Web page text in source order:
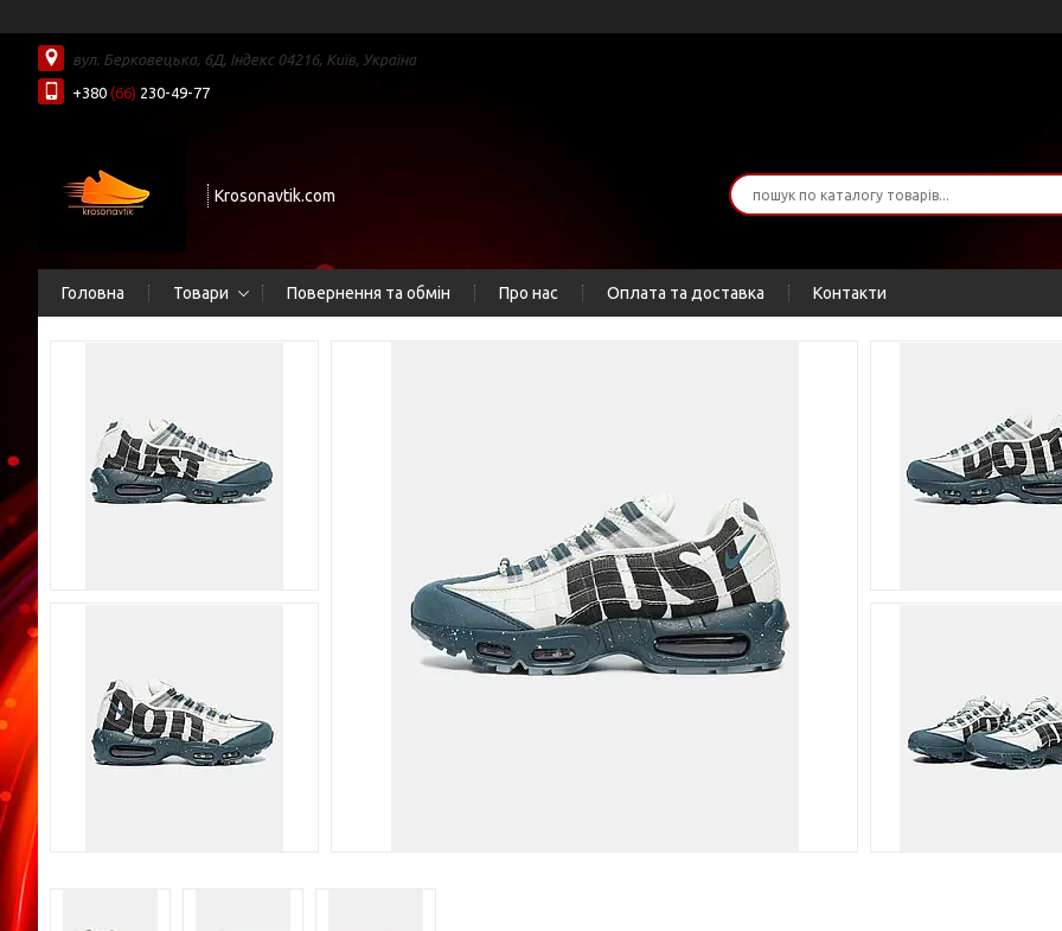
вул. Берковецька, 6Д, Індекс 04216, Київ, Україна
+380 (66) 230-49-77
Krosonavtik.com
Головна Товари Повернення та обмін Про нас Оплата та доставка Контакти